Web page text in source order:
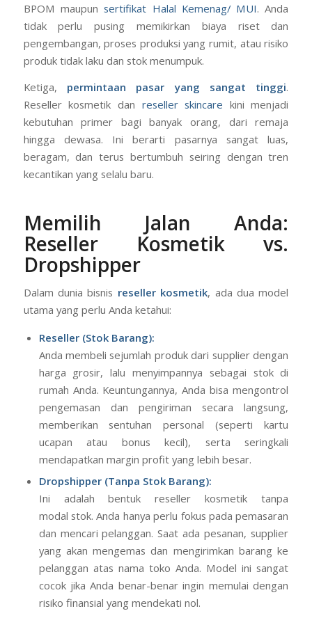
BPOM maupunsertifikat Halal Kemenag/ MUI. Anda
tidak perlu pusing memikirkan biaya riset dan
pengembangan, proses produksi yang rumit, atau risiko
produk tidak laku dan stok menumpuk.
Ketiga, permintaan pasar yang sangat tinggi.
Reseller kosmetik dan reseller skincare kini menjadi
kebutuhan primer bagi banyak orang, dari remaja
hingga dewasa. Ini berarti pasarnya sangat luas,
beragam, dan terus bertumbuh seiring dengan tren
kecantikan yang selalu baru.
Memilih Jalan Anda:
Reseller Kosmetik vs.
Dropshipper
Dalam dunia bisnis reseller kosmetik, ada dua model
utama yang perlu Anda ketahui:
Reseller (Stok Barang):
Anda membeli sejumlah produk dari supplier dengan
harga grosir, lalu menyimpannya sebagai stok di
rumah Anda. Keuntungannya, Anda bisa mengontrol
pengemasan dan pengiriman secara langsung,
memberikan sentuhan personal (seperti kartu
ucapan atau bonus kecil), serta seringkali
mendapatkan margin profit yang lebih besar.
Dropshipper (Tanpa Stok Barang):
Ini adalah bentuk reseller kosmetik tanpa
modal stok. Anda hanya perlu fokus pada pemasaran
dan mencari pelanggan. Saat ada pesanan, supplier
yang akan mengemas dan mengirimkan barang ke
pelanggan atas nama toko Anda. Model ini sangat
cocok jika Anda benar-benar ingin memulai dengan
risiko finansial yang mendekati nol.